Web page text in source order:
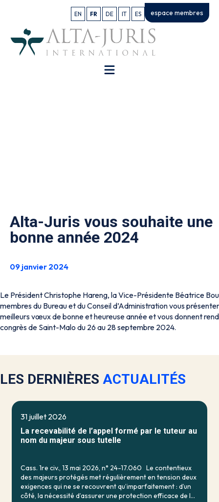
EN FR DE IT ES espace membres
Alta-Juris vous souhaite une
bonne année 2024
09 janvier 2024
Le Président Christophe Hareng, la Vice-Présidente Béatrice
membres du Bureau et du Conseil d’Administration vous
meilleurs vœux de bonne et heureuse année et vous donnent
congrès de Saint-Malo du 26 au 28 septembre 2024.
LES DERNIÈRES ACTUALITÉS
31 juillet 2026
La recevabilité de l’appel formé par le tuteur au
nom du majeur sous tutelle
Cass. 1re civ., 13 mai 2026, n° 24-17.060 Le contentieux
des majeurs protégés met régulièrement en tension deux
exigences qui ne se recouvrent qu’imparfaitement : d’un
côté, la nécessité d’assurer une protection efficace de la